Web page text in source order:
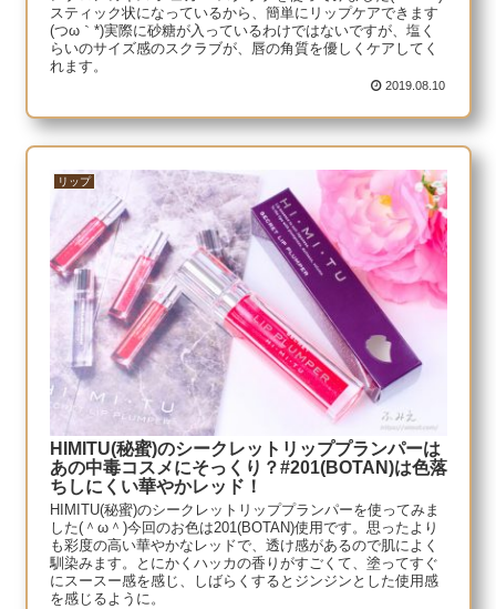
スティック状になっているから、簡単にリップケアできます
(つω｀*)実際に砂糖が入っているわけではないですが、塩く
らいのサイズ感のスクラブが、唇の角質を優しくケアしてく
れます。
2019.08.10
リップ
HIMITU(秘蜜)のシークレットリッププランパーは
あの中毒コスメにそっくり？#201(BOTAN)は色落
ちしにくい華やかレッド！
HIMITU(秘蜜)のシークレットリッププランパーを使ってみま
した(＾ω＾)今回のお色は201(BOTAN)使用です。思ったより
も彩度の高い華やかなレッドで、透け感があるので肌によく
馴染みます。とにかくハッカの香りがすごくて、塗ってすぐ
にスースー感を感じ、しばらくするとジンジンとした使用感
を感じるように。